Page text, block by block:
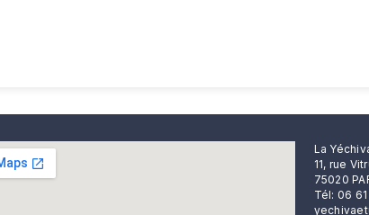
La
11, rue
75020
Tél: 06